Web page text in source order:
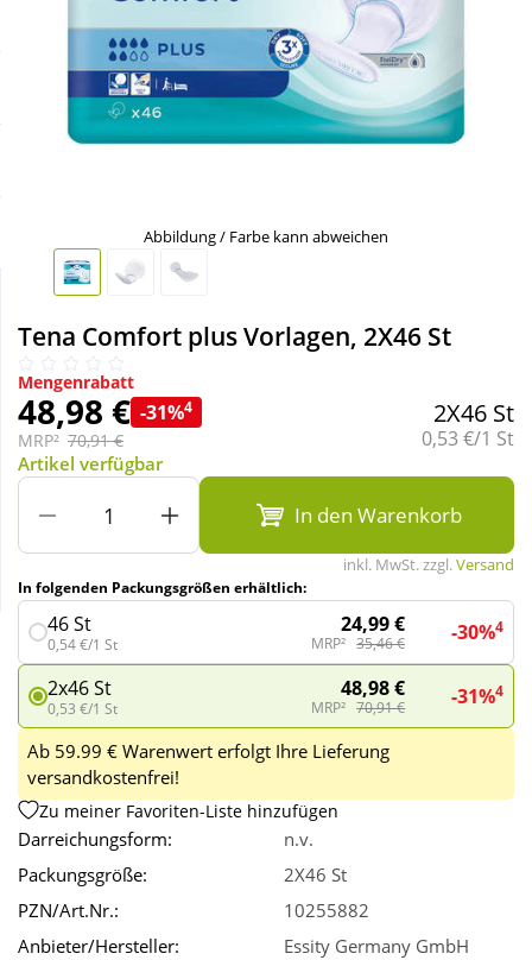
Schnäppchen
Täglich gut versorgt
Liebe & Erotik
Nahrungsergänzung
Sanitätshaus
Sport & Fitness
Tierbedarf
Wellness
Abbildung / Farbe kann abweichen
Tena Comfort plus Vorlagen, 2X46 St
Mengenrabatt
48,98 € -31%4
MRP² 70,91 €
2X46 St
Grundpreis:
0,53 €/1 St
Artikel verfügbar
In den Warenkorb
inkl. MwSt. zzgl.Versand
In folgenden Packungsgrößen erhältlich:
46 St
0,54 €/1 St
24,99 €
MRP² 35,46 € -30%4
2x46 St
0,53 €/1 St
48,98 €
MRP² 70,91 € -31%4
Ab 59.99 € Warenwert erfolgt Ihre Lieferung
versandkostenfrei!
Zu meiner Favoriten-Liste hinzufügen
Darreichungsform:
n.v.
Packungsgröße:
2X46 St
PZN/Art.Nr.:
10255882
Anbieter/Hersteller:
Essity Germany GmbH